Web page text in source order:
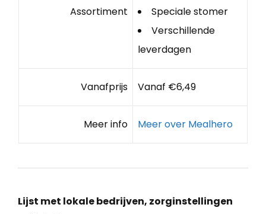
Assortiment
Speciale stomer
Verschillende
leverdagen
Vanafprijs Vanaf €6,49
Meer info Meer over Mealhero
Lijst met lokale bedrijven, zorginstellingen